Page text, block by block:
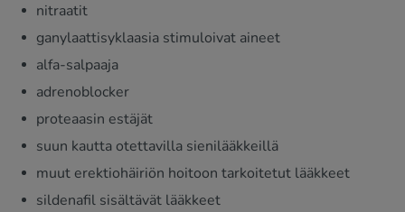
nitraatit
ganylaattisyklaasia stimuloivat aineet
alfa-salpaaja
adrenoblocker
proteaasin estäjät
suun kautta otettavilla sienilääkkeillä
muut erektiohäiriön hoitoon tarkoitetut lääkkeet
sildenafil sisältävät lääkkeet